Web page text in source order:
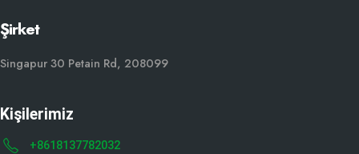
Şirket
Singapur 30 Petain Rd, 208099
Kişilerimiz
+8618137782032